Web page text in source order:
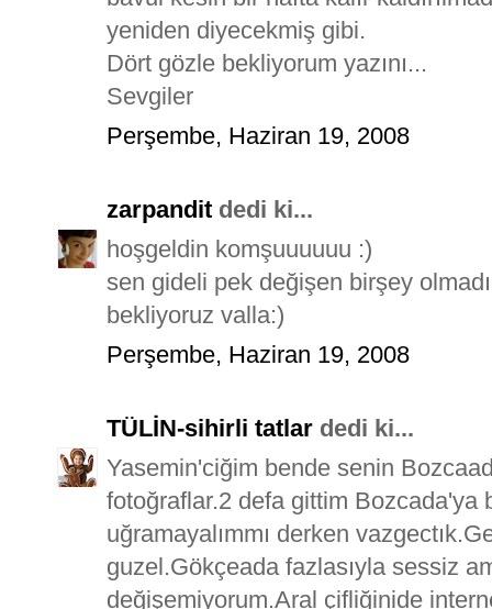
yeniden diyecekmiş gibi.
Dört gözle bekliyorum yazını...
Sevgiler
Perşembe, Haziran 19, 2008
zarpandit dedi ki...
hoşgeldin komşuuuuuu :)
sen gideli pek değişen birşey
bekliyoruz valla:)
Perşembe, Haziran 19, 2008
TÜLİN-sihirli tatlar dedi ki...
Yasemin'ciğim bende senin
fotoğraflar.2 defa gittim Bozcada'ya
uğramayalımmı derken
guzel.Gökçeada fazlasıyla sessiz
değişemiyorum.Aral çifliğinide